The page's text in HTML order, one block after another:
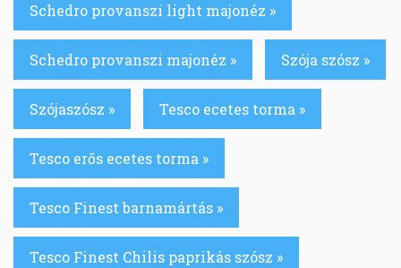
Schedro provanszi light majonéz »
Schedro provanszi majonéz » Szója szósz »
Szójaszósz » Tesco ecetes torma »
Tesco erős ecetes torma »
Tesco Finest barnamártás »
Tesco Finest Chilis paprikás szósz »